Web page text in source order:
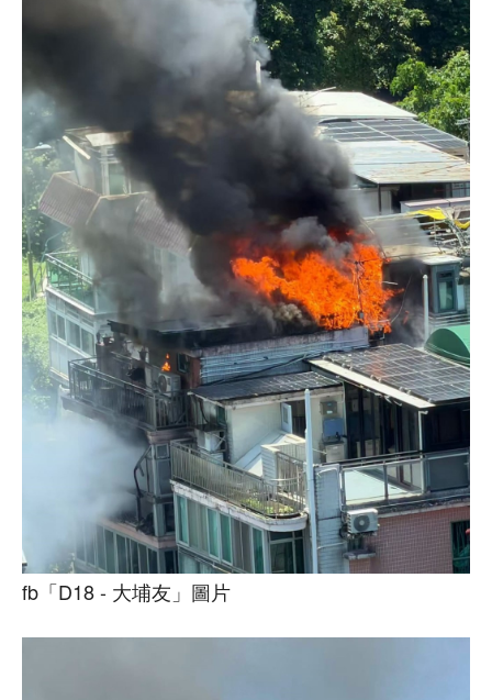
fb「D18 - 大埔友」圖片